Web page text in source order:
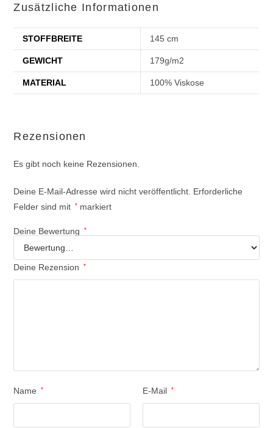
Zusätzliche Informationen
STOFFBREITE 145 cm
GEWICHT 179g/m2
MATERIAL 100% Viskose
Rezensionen
Es gibt noch keine Rezensionen.
Deine E-Mail-Adresse wird nicht veröffentlicht. Erforderliche
Felder sind mit
* markiert
Deine Bewertung *
Deine Rezension *
Name * E-Mail *